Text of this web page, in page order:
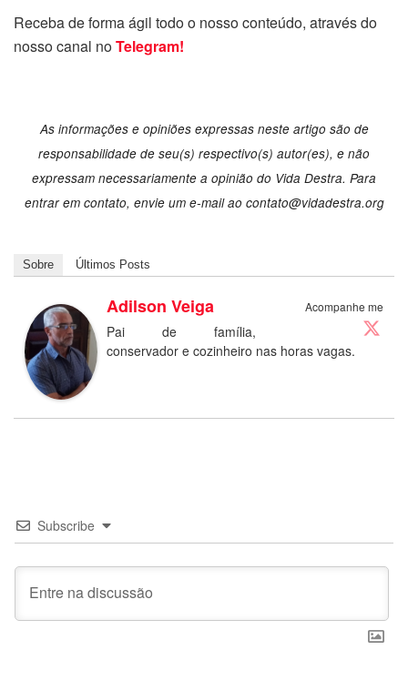
Receba de forma ágil todo o nosso conteúdo, através do
nosso canal noTelegram!
As informações e opiniões expressas neste artigo são de
responsabilidade de seu(s) respectivo(s) autor(es), e não
expressam necessariamente a opinião do Vida Destra. Para
entrar em contato, envie um e-mail ao contato@vidadestra.org
Sobre Últimos Posts
Acompanhe me
Adilson Veiga
Pai de família,
conservador e cozinheiro nas horas vagas.
Subscribe